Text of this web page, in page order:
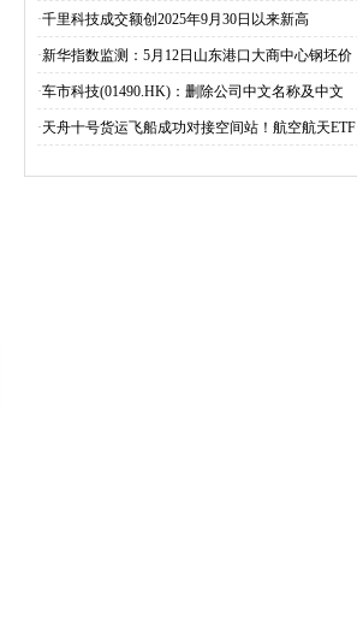
·千里科技成交额创2025年9月30日以来新高
·新华指数监测：5月12日山东港口大商中心钢坯价
·车市科技(01490.HK)：删除公司中文名称及中文
·天舟十号货运飞船成功对接空间站！航空航天ETF